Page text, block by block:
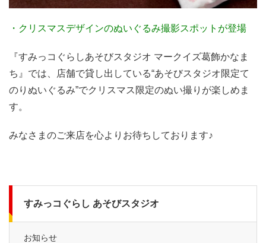
・クリスマスデザインのぬいぐるみ撮影スポットが登場
『すみっコぐらしあそびスタジオ マークイズ葛飾かなま
ち』では、店舗で貸し出している“あそびスタジオ限定て
のりぬいぐるみ”でクリスマス限定のぬい撮りが楽しめま
す。
みなさまのご来店を心よりお待ちしております♪
すみっコぐらし あそびスタジオ
お知らせ